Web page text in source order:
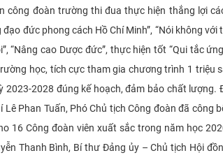
công đoàn trường thi đua thực hiện thắng lợi
đức phong cách Hồ Chí Minh”, “Nói không
cao Dược đức”, thực hiện tốt “Qui tắc
học, tích cực tham gia chương trình 1 triệu
2028 đúng kế hoạch, đảm bảo chất lượng.
Phan Tuấn, Phó Chủ tịch Công đoàn đã công
16 Công đoàn viên xuất sắc trong năm học
Thanh Bình, Bí thư Đảng ủy – Chủ tịch Hội